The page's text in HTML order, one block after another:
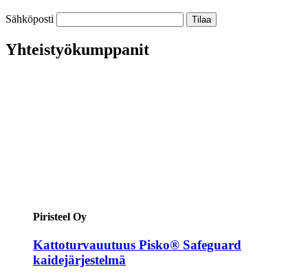
Sähköposti
Yhteistyökumppanit
Piristeel Oy
Kattoturvauutuus Pisko® Safeguard
kaidejärjestelmä